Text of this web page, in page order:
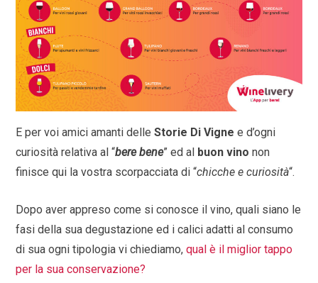
E per voi amici amanti delleStorie Di Vigne e d’ogni
curiosità relativa al “bere bene” ed al buon vino non
finisce qui la vostra scorpacciata di “chicche e curiosità“.
Dopo aver appreso come si conosce il vino, quali siano le
fasi della sua degustazione ed i calici adatti al consumo
di sua ogni tipologia vi chiediamo,qual è il miglior tappo
per la sua conservazione?